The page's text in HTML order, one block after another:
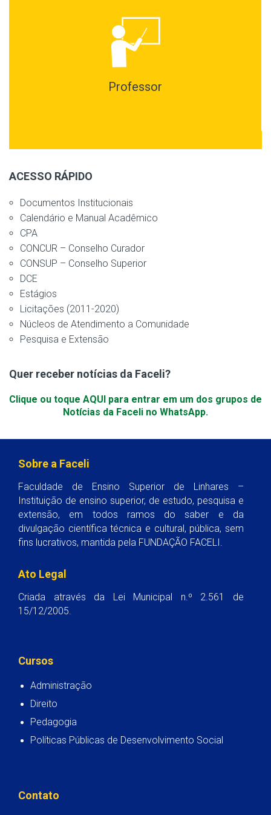
Professor
ACESSO RÁPIDO
Documentos Institucionais
Calendário e Manual Acadêmico
CPA
CONCUR – Conselho Curador
CONSUP – Conselho Superior
DCE
Estágios
Licitações (2011-2020)
Núcleos de Atendimento a Comunidade
Pesquisa e Extensão
Quer receber notícias da Faceli?
Clique ou toque AQUI para entrar em um dos grupos de
Notícias da Faceli no WhatsApp.
Sobre a Faceli
Faculdade de Ensino Superior de Linhares –
Instituição de ensino superior, de estudo, pesquisa e
extensão, em todos ramos do saber e da
divulgação científica técnica e cultural, pública, sem
fins lucrativos, mantida pela FUNDAÇÃO FACELI.
Ato Legal
Criada através da Lei Municipal n.º 2.561 de
15/12/2005.
Cursos
Administração
Direito
Pedagogia
Políticas Públicas de Desenvolvimento Social
Contato